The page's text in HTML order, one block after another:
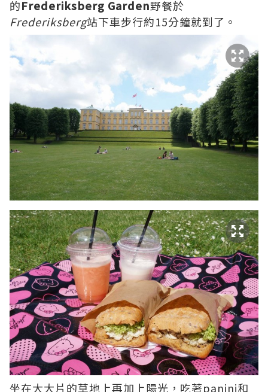
的Frederiksberg Garden野餐於
Frederiksberg站下車步行約15分鐘就到了。
坐在大大片的草地上再加上陽光，吃著panini和